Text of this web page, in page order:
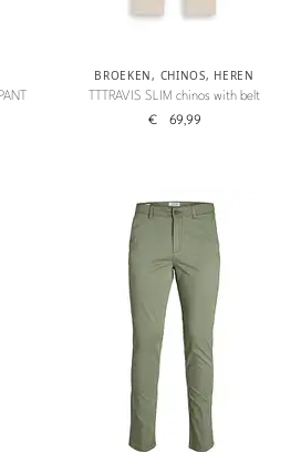
BROEKEN, CHINOS, HEREN
TTTRAVIS SLIM chinos with belt
€ 69,99